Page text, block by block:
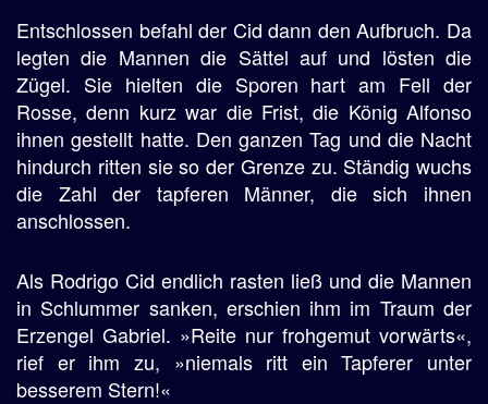
Entschlossen befahl der Cid dann den Aufbruch. Da
legten die Mannen die Sättel auf und lösten die
Zügel. Sie hielten die Sporen hart am Fell der
Rosse, denn kurz war die Frist, die König Alfonso
ihnen gestellt hatte. Den ganzen Tag und die Nacht
hindurch ritten sie so der Grenze zu. Ständig wuchs
die Zahl der tapferen Männer, die sich ihnen
anschlossen.
Als Rodrigo Cid endlich rasten ließ und die Mannen
in Schlummer sanken, erschien ihm im Traum der
Erzengel Gabriel. »Reite nur frohgemut vorwärts«,
rief er ihm zu, »niemals ritt ein Tapferer unter
besserem Stern!«